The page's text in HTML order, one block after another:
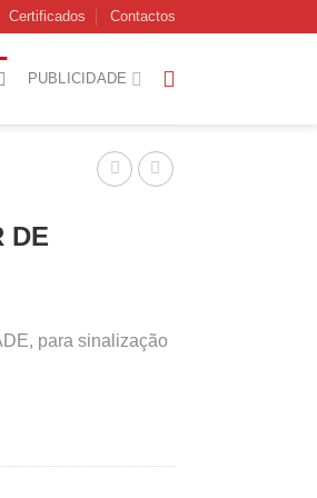
Certificados Contactos
PUBLICIDADE
DE
para sinalização